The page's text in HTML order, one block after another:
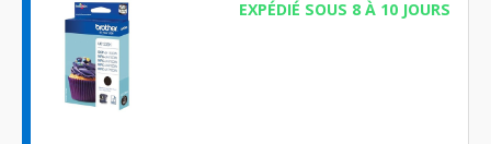
EXPÉDIÉ SOUS 8 À 10 JOURS